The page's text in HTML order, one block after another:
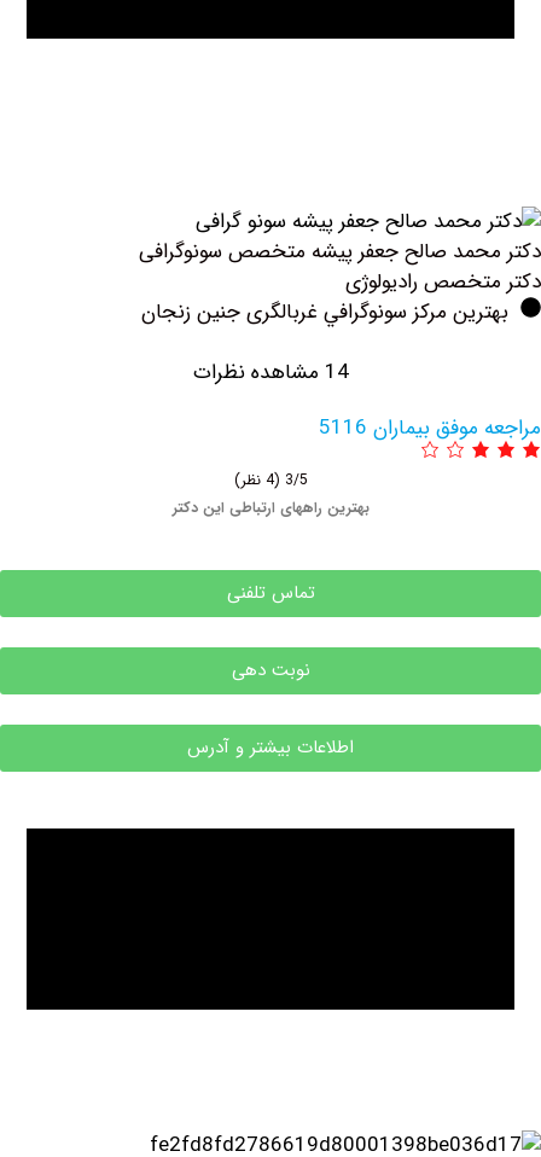
صالح جعفر پیشه متخصص سونوگرافی
رادیولوژی
مرکز سونوگرافي غربالگری جنین زنجان
بیماران 5116
بهترین راههای ارتباطی این دکتر
تماس تلفنی
نوبت دهی
اطلاعات بیشتر و آدرس